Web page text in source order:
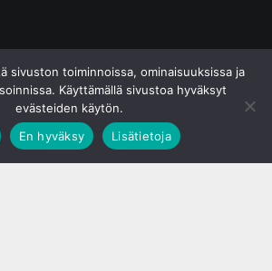
sivuston toiminnoissa, ominaisuuksissa ja
Käyttämällä sivustoa hyväksyt
evästeiden käytön.
En hyväksy Lisätietoja